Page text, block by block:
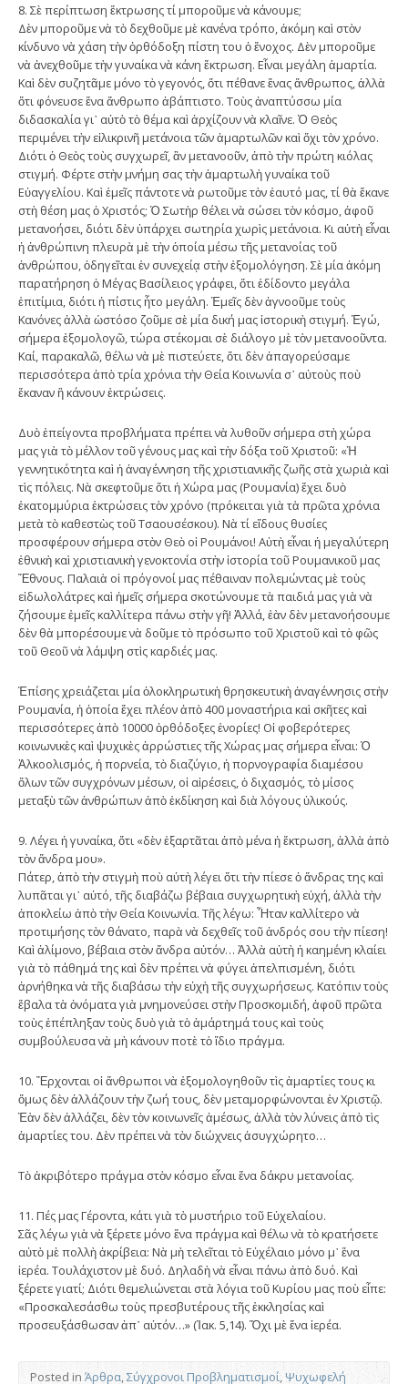
8. Σὲ περίπτωση ἔκτρωσης τί μποροῦμε νὰ κάνουμε;
Δὲν μποροῦμε νὰ τὸ δεχθοῦμε μὲ κανένα τρόπο, ἀκόμη καὶ στὸν
κίνδυνο νὰ χάση τὴν ὀρθόδοξη πίστη του ὁ ἔνοχος. Δὲν μποροῦμε
νὰ ἀνεχθοῦμε τὴν γυναίκα νὰ κάνη ἔκτρωση. Εἶναι μεγάλη ἁμαρτία.
Καὶ δὲν συζητᾶμε μόνο τὸ γεγονός, ὅτι πέθανε ἕνας ἄνθρωπος, ἀλλὰ
ὅτι φόνευσε ἕνα ἄνθρωπο ἀβάπτιστο. Τοὺς ἀναπτύσσω μία
διδασκαλία γι᾿ αὐτὸ τὸ θέμα καὶ ἀρχίζουν νὰ κλαῖνε. Ὁ Θεὸς
περιμένει τὴν εἰλικρινῆ μετάνοια τῶν ἁμαρτωλῶν καὶ ὄχι τὸν χρόνο.
Διότι ὁ Θεὸς τοὺς συγχωρεῖ, ἂν μετανοοῦν, ἀπὸ τὴν πρώτη κιόλας
στιγμή. Φέρτε στὴν μνήμη σας τὴν ἁμαρτωλὴ γυναίκα τοῦ
Εὐαγγελίου. Καὶ ἐμεῖς πάντοτε νὰ ρωτοῦμε τὸν ἑαυτό μας, τί θὰ ἔκανε
στὴ θέση μας ὁ Χριστός; Ὁ Σωτὴρ θέλει νὰ σώσει τὸν κόσμο, ἀφοῦ
μετανοήσει, διότι δὲν ὑπάρχει σωτηρία χωρὶς μετάνοια. Κι αὐτὴ εἶναι
ἡ ἀνθρώπινη πλευρὰ μὲ τὴν ὁποία μέσω τῆς μετανοίας τοῦ
ἀνθρώπου, ὁδηγεῖται ἐν συνεχείᾳ στὴν ἐξομολόγηση. Σὲ μία ἀκόμη
παρατήρηση ὁ Μέγας Βασίλειος γράφει, ὅτι ἐδίδοντο μεγάλα
ἐπιτίμια, διότι ἡ πίστις ἦτο μεγάλη. Ἐμεῖς δὲν ἀγνοοῦμε τοὺς
Κανόνες ἀλλὰ ὡστόσο ζοῦμε σὲ μία δική μας ἱστορικὴ στιγμή. Ἐγώ,
σήμερα ἐξομολογῶ, τώρα στέκομαι σὲ διάλογο μὲ τὸν μετανοοῦντα.
Καί, παρακαλῶ, θέλω νὰ μὲ πιστεύετε, ὅτι δὲν ἀπαγορεύσαμε
περισσότερα ἀπὸ τρία χρόνια τὴν Θεία Κοινωνία σ᾿ αὐτοὺς ποὺ
ἔκαναν ἢ κάνουν ἐκτρώσεις.
Δυὸ ἐπείγοντα προβλήματα πρέπει νὰ λυθοῦν σήμερα στὴ χώρα
μας γιὰ τὸ μέλλον τοῦ γένους μας καὶ τὴν δόξα τοῦ Χριστοῦ: «Ἡ
γεννητικότητα καὶ ἡ ἀναγέννηση τῆς χριστιανικῆς ζωῆς στὰ χωριὰ καὶ
τὶς πόλεις. Νὰ σκεφτοῦμε ὅτι ἡ Χώρα μας (Ρουμανία) ἔχει δυὸ
ἑκατομμύρια ἐκτρώσεις τὸν χρόνο (πρόκειται γιὰ τὰ πρῶτα χρόνια
μετὰ τὸ καθεστὼς τοῦ Τσαουσέσκου). Νὰ τί εἴδους θυσίες
προσφέρουν σήμερα στὸν Θεὸ οἱ Ρουμάνοι! Αὐτὴ εἶναι ἡ μεγαλύτερη
ἐθνικὴ καὶ χριστιανικὴ γενοκτονία στὴν ἱστορία τοῦ Ρουμανικοῦ μας
Ἔθνους. Παλαιὰ οἱ πρόγονοί μας πέθαιναν πολεμώντας μὲ τοὺς
εἰδωλολάτρες καὶ ἡμεῖς σήμερα σκοτώνουμε τὰ παιδιά μας γιὰ νὰ
ζήσουμε ἐμεῖς καλλίτερα πάνω στὴν γῆ! Ἀλλά, ἐὰν δὲν μετανοήσουμε
δὲν θὰ μπορέσουμε νὰ δοῦμε τὸ πρόσωπο τοῦ Χριστοῦ καὶ τὸ φῶς
τοῦ Θεοῦ νὰ λάμψη στὶς καρδιές μας.
Ἐπίσης χρειάζεται μία ὁλοκληρωτικὴ θρησκευτικὴ ἀναγέννησις στὴν
Ρουμανία, ἡ ὁποία ἔχει πλέον ἀπὸ 400 μοναστήρια καὶ σκῆτες καὶ
περισσότερες ἀπὸ 10000 ὀρθόδοξες ἐνορίες! Οἱ φοβερότερες
κοινωνικὲς καὶ ψυχικὲς ἀρρώστιες τῆς Χώρας μας σήμερα εἶναι: Ὁ
Ἀλκοολισμός, ἡ πορνεία, τὸ διαζύγιο, ἡ πορνογραφία διαμέσου
ὅλων τῶν συγχρόνων μέσων, οἱ αἱρέσεις, ὁ διχασμός, τὸ μίσος
μεταξὺ τῶν ἀνθρώπων ἀπὸ ἐκδίκηση καὶ διὰ λόγους ὑλικούς.
9. Λέγει ἡ γυναίκα, ὅτι «δὲν ἐξαρτᾶται ἀπὸ μένα ἡ ἔκτρωση, ἀλλὰ ἀπὸ
τὸν ἄνδρα μου».
Πάτερ, ἀπὸ τὴν στιγμὴ ποὺ αὐτὴ λέγει ὅτι τὴν πίεσε ὁ ἄνδρας της καὶ
λυπᾶται γι᾿ αὐτό, τῆς διαβάζω βέβαια συγχωρητικὴ εὐχή, ἀλλὰ τὴν
ἀποκλείω ἀπὸ τὴν Θεία Κοινωνία. Τῆς λέγω: Ἦταν καλλίτερο νὰ
προτιμήσης τὸν θάνατο, παρὰ νὰ δεχθεῖς τοῦ ἀνδρός σου τὴν πίεση!
Καὶ ἀλίμονο, βέβαια στὸν ἄνδρα αὐτόν… Ἀλλὰ αὐτὴ ἡ καημένη κλαίει
γιὰ τὸ πάθημά της καὶ δὲν πρέπει νὰ φύγει ἀπελπισμένη, διότι
ἀρνήθηκα νὰ τῆς διαβάσω τὴν εὐχὴ τῆς συγχωρήσεως. Κατόπιν τοὺς
ἔβαλα τὰ ὀνόματα γιὰ μνημονεύσει στὴν Προσκομιδή, ἀφοῦ πρῶτα
τοὺς ἐπέπληξαν τοὺς δυὸ γιὰ τὸ ἁμάρτημά τους καὶ τοὺς
συμβούλευσα νὰ μὴ κάνουν ποτὲ τὸ ἴδιο πράγμα.
10. Ἔρχονται οἱ ἄνθρωποι νὰ ἐξομολογηθοῦν τὶς ἁμαρτίες τους κι
ὅμως δὲν ἀλλάζουν τὴν ζωή τους, δὲν μεταμορφώνονται ἐν Χριστῷ.
Ἐὰν δὲν ἀλλάζει, δὲν τὸν κοινωνεῖς ἀμέσως, ἀλλὰ τὸν λύνεις ἀπὸ τὶς
ἁμαρτίες του. Δὲν πρέπει νὰ τὸν διώχνεις ἀσυγχώρητο…
Τὸ ἀκριβότερο πράγμα στὸν κόσμο εἶναι ἕνα δάκρυ μετανοίας.
11. Πές μας Γέροντα, κάτι γιὰ τὸ μυστήριο τοῦ Εὐχελαίου.
Σᾶς λέγω γιὰ νὰ ξέρετε μόνο ἕνα πράγμα καὶ θέλω νὰ τὸ κρατήσετε
αὐτὸ μὲ πολλὴ ἀκρίβεια: Νὰ μὴ τελεῖται τὸ Εὐχέλαιο μόνο μ᾿ ἕνα
ἱερέα. Τουλάχιστον μὲ δυό. Δηλαδὴ νὰ εἶναι πάνω ἀπὸ δυό. Καὶ
ξέρετε γιατί; Διότι θεμελιώνεται στὰ λόγια τοῦ Κυρίου μας ποὺ εἶπε:
«Προσκαλεσάσθω τοὺς πρεσβυτέρους τῆς ἐκκλησίας καὶ
προσευξάσθωσαν ἀπ᾿ αὐτόν…» (Ἰακ. 5,14). Ὄχι μὲ ἕνα ἱερέα.
Posted in Άρθρα,Σύγχρονοι Προβληματισμοί,Ψυχωφελή